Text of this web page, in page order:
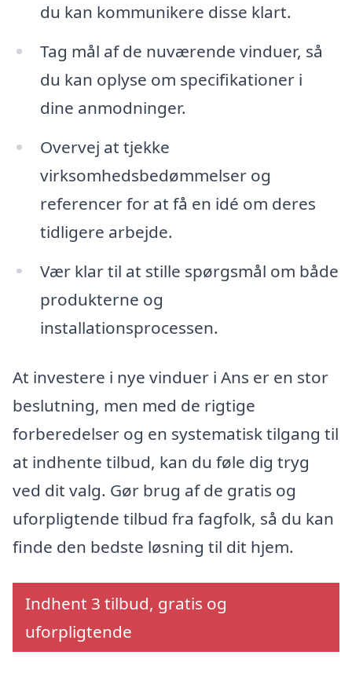
du kan kommunikere disse klart.
Tag mål af de nuværende vinduer, så
du kan oplyse om specifikationer i
dine anmodninger.
Overvej at tjekke
virksomhedsbedømmelser og
referencer for at få en idé om deres
tidligere arbejde.
Vær klar til at stille spørgsmål om både
produkterne og
installationsprocessen.
At investere i nye vinduer i Ans er en stor
beslutning, men med de rigtige
forberedelser og en systematisk tilgang til
at indhente tilbud, kan du føle dig tryg
ved dit valg. Gør brug af de gratis og
uforpligtende tilbud fra fagfolk, så du kan
finde den bedste løsning til dit hjem.
Indhent 3 tilbud, gratis og
uforpligtende